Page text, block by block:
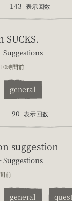
143 表示回数
SUCKS.
Suggestions
10時間前
general
90 表示回数
suggestion
Suggestions
前
general